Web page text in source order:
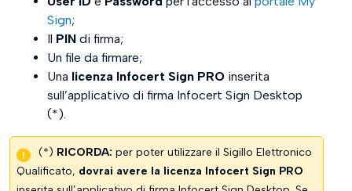
Sign;
Il PIN di firma;
Un file da firmare;
Una licenza Infocert Sign PRO inserita
sull’applicativo di firma Infocert Sign Desktop
(*).
(*) RICORDA: per poter utilizzare il Sigillo Elettronico
Qualificato, dovrai avere la licenza Infocert Sign PRO